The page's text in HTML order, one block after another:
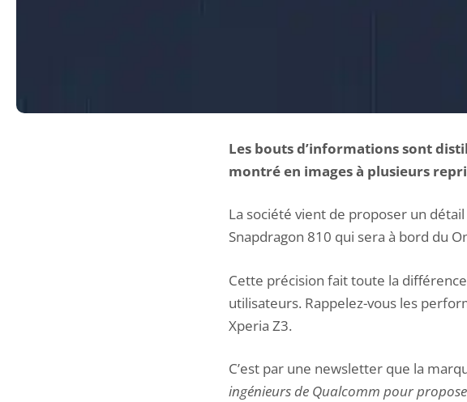
Les bouts d’informations sont
montré en images à plusieurs
La société vient de proposer un
Snapdragon 810 qui sera à bord du
Cette précision fait toute la
utilisateurs. Rappelez-vous les
Xperia Z3.
C’est par une newsletter que la
ingénieurs de Qualcomm pour